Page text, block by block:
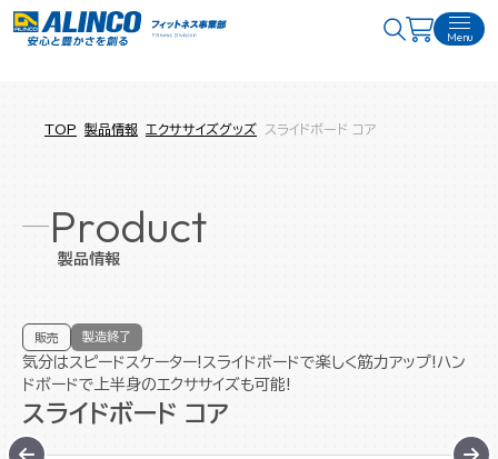
Menu
TOP 製品情報 エクササイズグッズ スライドボード コア
Product
製品情報
販売 製造終了
気分はスピードスケーター!スライドボードで楽しく筋力アップ!ハン
ドボードで上半身のエクササイズも可能!
スライドボード コア